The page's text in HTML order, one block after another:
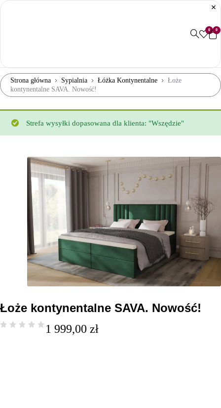
0 0
Strona główna Sypialnia Łóżka Kontynentalne
Łoże
kontynentalne SAVA. Nowość!
Strefa wysyłki dopasowana dla klienta: "Wszędzie"
Łoże kontynentalne SAVA. Nowość!
1 999,00 zł